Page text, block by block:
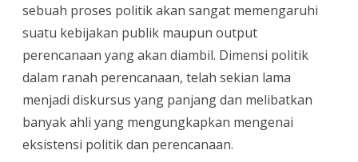
sebuah proses politik akan sangat memengaruhi
suatu kebijakan publik maupun output
perencanaan yang akan diambil. Dimensi politik
dalam ranah perencanaan, telah sekian lama
menjadi diskursus yang panjang dan melibatkan
banyak ahli yang mengungkapkan mengenai
eksistensi politik dan perencanaan.